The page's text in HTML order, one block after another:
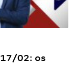
02: os